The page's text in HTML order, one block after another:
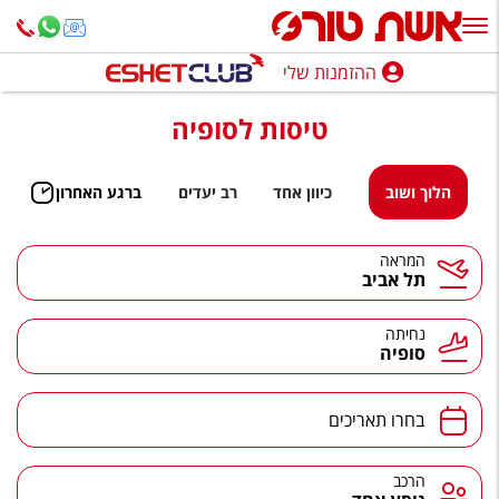
ההזמנות שלי
חופשה לפי סגנון
מלונות באילת
טיולים מאורגנים
סגנונות טיול
חבילות נופש
הרגע האחרון
חבילות בריאות וספא
ההזמנות שלי
טיסות לסופיה
הלוך ושוב כיוון אחד רב יעדים ברגע האחרון
המראה
תל אביב
נחיתה
סופיה
בחרו תאריכים
הרכב